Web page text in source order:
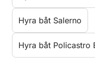
Hyra båt Salerno
Hyra båt Policastro